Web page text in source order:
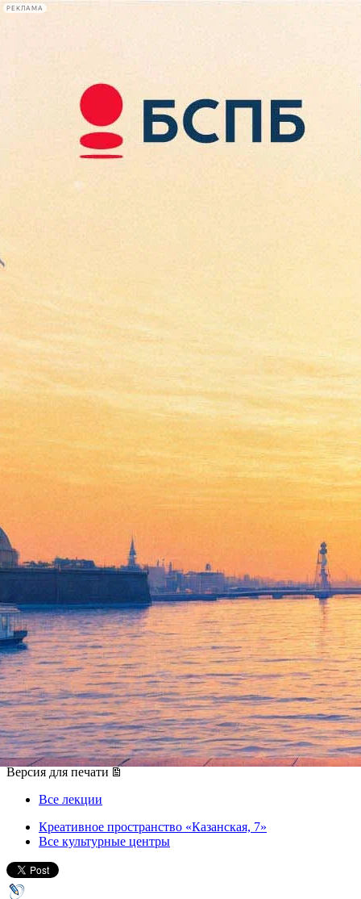
РЕКЛАМА
Сегодня:
2026.08.07
13:25
Афиша Plus
Петербуржцам расскажут о
дедушке петербургского
трамвая
25 июня 2016, суббота,17.00
Версия для печати
Все лекции
Креативное пространство «Казанская, 7»
Все культурные центры